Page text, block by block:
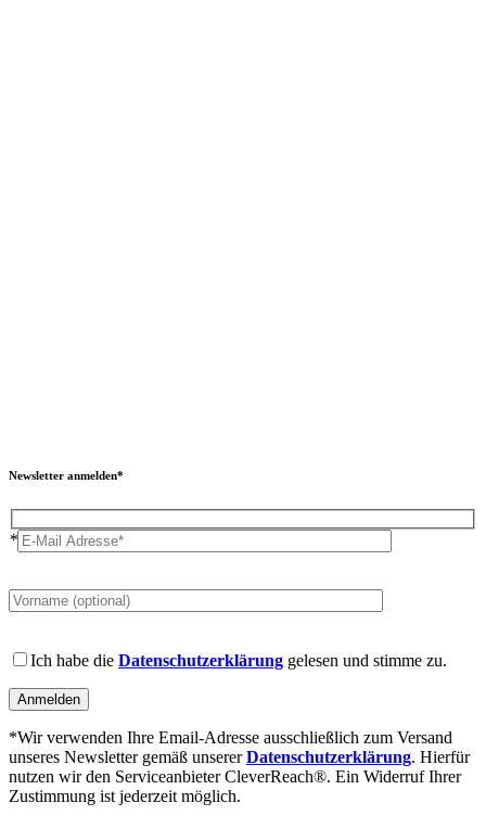
Newsletter anmelden*
*
leave
empty.
leave
field
Ich habe die Datenschutzerklärung gelesen und stimme zu.
*Wir verwenden Ihre Email-Adresse ausschließlich zum Versand
unseres Newsletter gemäß unsererDatenschutzerklärung. Hierfür
nutzen wir den Serviceanbieter CleverReach®. Ein Widerruf Ihrer
Zustimmung ist jederzeit möglich.